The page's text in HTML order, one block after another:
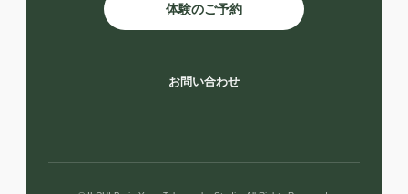
体験のご予約
お問い合わせ